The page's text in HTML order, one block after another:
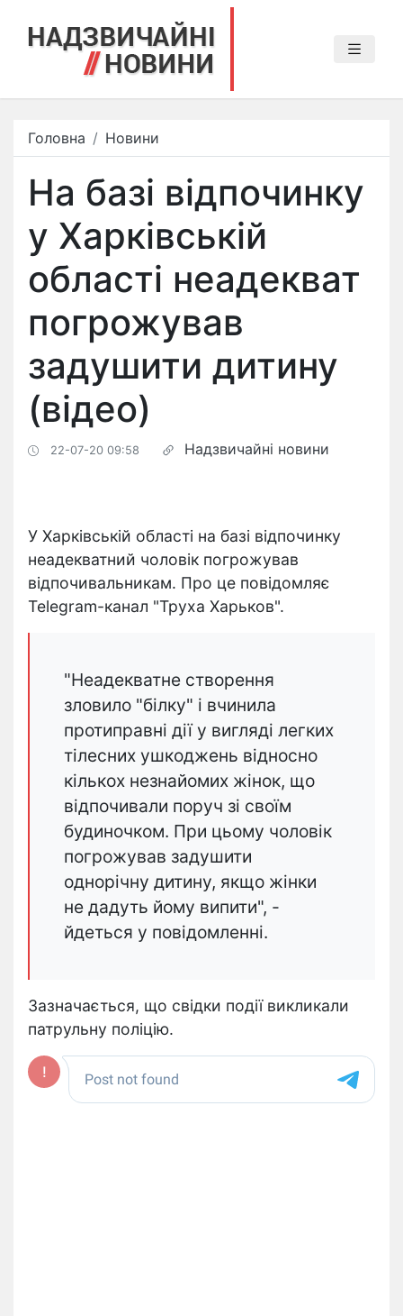
Головна Новини
На базі відпочинку
у Харківській
області неадекват
погрожував
задушити дитину
(відео)
22-07-20 09:58 Надзвичайні новини
У Харківській області на базі відпочинку
неадекватний чоловік погрожував
відпочивальникам. Про це повідомляє
Telegram-канал "Труха Харьков".
"Неадекватне створення
зловило "білку" і вчинила
протиправні дії у вигляді легких
тілесних ушкоджень відносно
кількох незнайомих жінок, що
відпочивали поруч зі своїм
будиночком. При цьому чоловік
погрожував задушити
однорічну дитину, якщо жінки
не дадуть йому випити", -
йдеться у повідомленні.
Зазначається, що свідки події викликали
патрульну поліцію.